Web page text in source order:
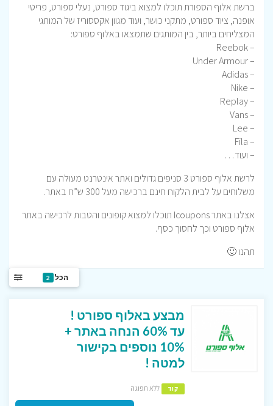
ברשת אלוף הספורת תוכלו למצוא ביגוד ספורט, נעלי ספורט, פריטי
אופנה, ציוד ספורט, מתקני כושר, ועוד מגוון אקססוריז של המותגי
המצליחים ביותר, בין המותגים שתמצאו באלוף ספורט:
– Reebok
– Under Armour
– Adidas
– Nike
– Replay
– Vans
– Lee
– Fila
– ועוד…
לרשת אלוף ספורט 3 סניפים גדולים ואתר אינטרנט מעולה עם
משלוחים על לבית הלקוח חינם ברכישה מעל 300 ש”ח באתר.
אצלנו באתר Icoupons תוכלו למצוא קופונים והטבות לרכישה באתר
אלוף ספורט וכך לחסוך כסף.
תהנו 🙂
הכל 2
מבצע באלוף ספורט !
עד 60% הנחה באתר +
10% נוספים בקישור
למטה !
קוד ללא תפוגה